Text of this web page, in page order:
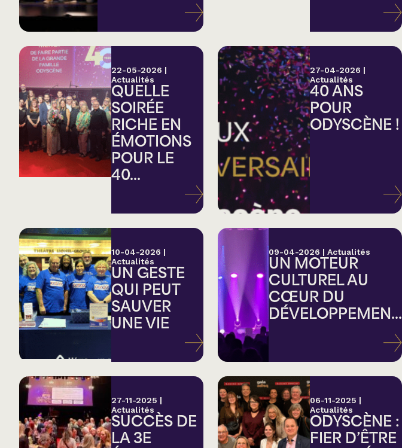
Hommage
Théâtre
Saison estivale
Apéro et perfo
Musique (Blues, folk,
traditionnelle)
Country
Famille
Spectacles en location
22-05-2026 |
Actualités
QUELLE
SOIRÉE
RICHE EN
ÉMOTIONS
POUR LE
40...
27-04-2026 |
Actualités
40 ANS
POUR
ODYSCÈNE !
10-04-2026 |
Actualités
UN GESTE
QUI PEUT
SAUVER
UNE VIE
09-04-2026 | Actualités
UN MOTEUR
CULTUREL AU
CŒUR DU
DÉVELOPPEMEN...
27-11-2025 |
Actualités
SUCCÈS DE
LA 3E
06-11-2025 |
Actualités
ODYSCÈNE :
FIER D’ÊTRE